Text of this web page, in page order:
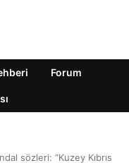
Forum
sözleri: “Kuzey Kıbrıs